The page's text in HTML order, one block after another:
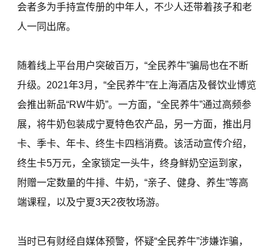
会者多为手持宣传册的中年人，不少人还带着孩子和老
人一同出席。
随着线上平台用户突破百万，“全民养牛”骗局也在不断
升级。2021年3月，“全民养牛”在上海酒店及餐饮业博览
会推出新品“RW牛奶”。一方面，“全民养牛”通过高频参
展，将牛奶包装成宁夏特色农产品，另一方面，推出月
卡、季卡、年卡、终生卡四档消费。该活动宣传介绍，
终生卡5万元，全家锁定一头牛，终身鲜奶空运到家，
附赠一定数量的牛排、牛奶，“亲子、健身、养生”等高
端课程，以及宁夏3天2夜牧场游。
当时已有财经自媒体预警，怀疑“全民养牛”涉嫌诈骗，